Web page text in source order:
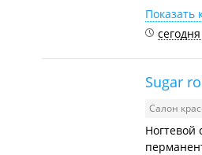
Показать
Sugar
Салон